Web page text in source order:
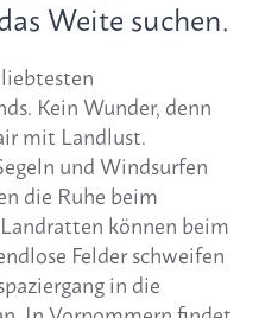
Weite suchen.
Kein Wunder, denn
mit Landlust.
und Windsurfen
die Ruhe beim
können beim
Felder schweifen
in die